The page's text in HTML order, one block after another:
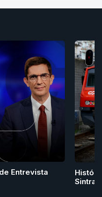
Entrevista
Sintra